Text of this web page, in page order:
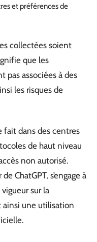
et préférences de
collectées soient
que les
pas associées à des
les risques de
fait dans des centres
de haut niveau
non autorisé.
ChatGPT, s’engage à
sur la
ainsi une utilisation